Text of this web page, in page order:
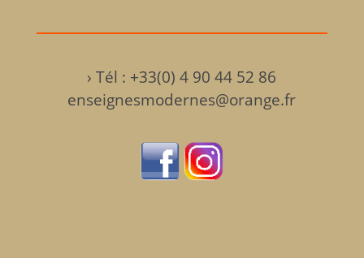
› Tél : +33(0) 4 90 44 52 86
enseignesmodernes@orange.fr